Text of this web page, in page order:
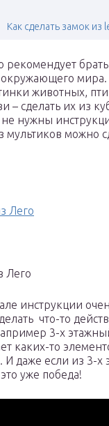
Как сделать замок из
рекомендует
окружающего
животных,
– сделать их из
не нужны
мультиков можно
Лего
Лего
инструкции
что-то
3-х
каких-то
И даже если из 3-х
уже победа!